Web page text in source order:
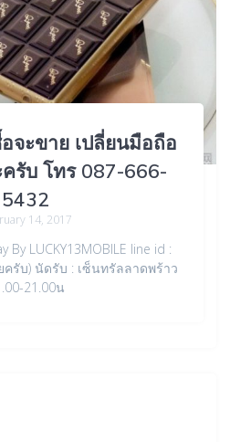
จะขาย เปลี่ยนมือถือ
ครับ โทร 087-666-
5432
14, 2017
By LUCKY13MOBILE line id :
ครับ) นัดรับ : เซ็นทรัลลาดพร้าว
21.00น